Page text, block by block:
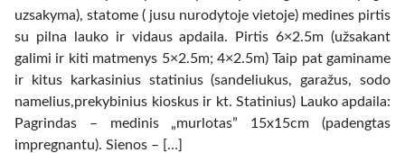
uzsakyma), statome ( jusu nurodytoje vietoje) medines pirtis
su pilna lauko ir vidaus apdaila. Pirtis 6×2.5m (užsakant
galimi ir kiti matmenys 5×2.5m; 4×2.5m) Taip pat gaminame
ir kitus karkasinius statinius (sandeliukus, garažus, sodo
namelius,prekybinius kioskus ir kt. Statinius) Lauko apdaila:
Pagrindas – medinis „murlotas” 15x15cm (padengtas
impregnantu). Sienos – […]